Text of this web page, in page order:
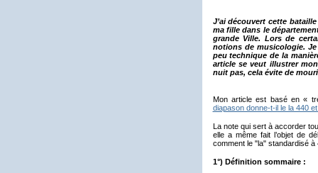
J’ai découvert cette
ma fille dans le
grande Ville. Lors de
notions de musicologie.
peu technique de la
article se veut illustrer
nuit pas, cela évite de
Mon article est basé en «
diapason donne-t-il le la 440
La note qui sert à accorder
elle a même fait l’objet de
comment le "la" standardisé
1°) Définition sommaire :